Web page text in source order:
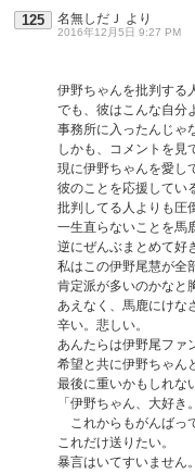
125 名無しだＪ より
2016年12月5日 9:27 PM
伊野ちゃんを批判する
でも、彼はこんな自分
事務所に入ったんじゃ
しかも、コメントを見
現に伊野ちゃんを愛し
彼のことを応援してい
批判してる人よりも圧
一生直らないことを馬
逆にぜんぶまとめて好
私はこの伊野尾慧が全
肯定派が多いのかなと
あえなく、馬鹿にけな
辛い。悲しい。
あんたらは伊野尾ファ
希望と共に伊野ちゃん
最後に重いかもしれな
「伊野ちゃん、大好き
これからもがんばっ
これだけ送りたい。
暴言はいてすいません。